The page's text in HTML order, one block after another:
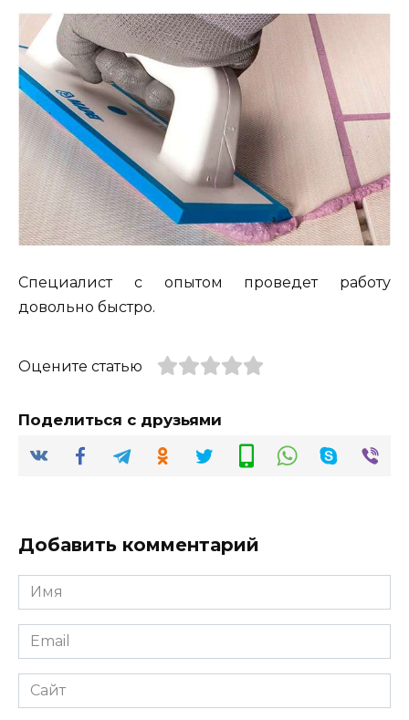
Специалист с опытом проведет работу
довольно быстро.
Оцените статью
Поделиться с друзьями
Добавить комментарий
Имя
*
Email
*
Сайт